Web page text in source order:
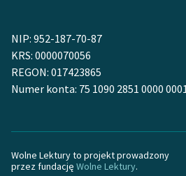
NIP: 952-187-70-87
KRS: 0000070056
REGON: 017423865
Numer konta: 75 1090 2851 0000
Wolne Lektury to projekt prowadzony
przez fundację Wolne Lektury.